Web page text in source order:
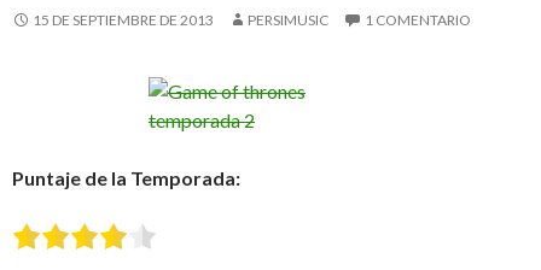
15 DE SEPTIEMBRE DE 2013 PERSIMUSIC 1 COMENTARIO
Puntaje de la Temporada: